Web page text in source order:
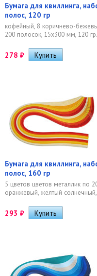
Бумага для квиллинга,
полос, 120 гр
кофейный, 8 коричнево-
200 полосок, 15х300 мм, 120 гр.
278 ₽
Бумага для квиллинга,
полос, 160 гр
5 цветов цветов металлик по
оранжевый, желтый
293 ₽